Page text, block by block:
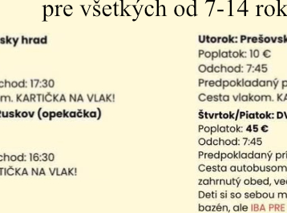
pôdorys strechy| PDF | 0.07 Mb
pôdorys budovy | PDF | 0.08 Mb
pohľad JZ a SZ | PDF | 0.07 Mb
pohľady JV a SV | PDF | 0.07 Mb
rez AA
rez BB